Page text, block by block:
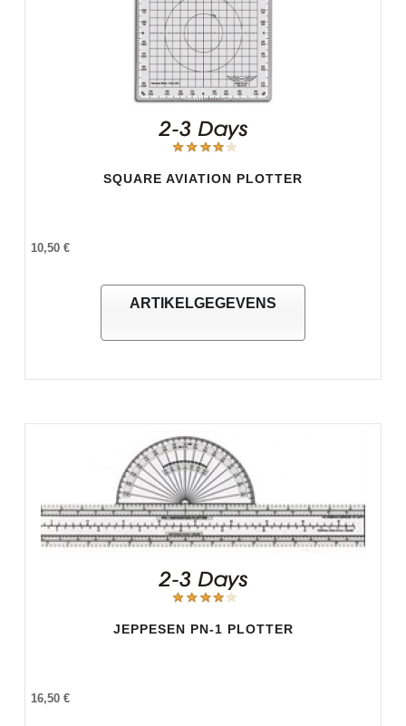
SQUARE AVIATION PLOTTER
10,50 €
ARTIKELGEGEVENS
JEPPESEN PN-1 PLOTTER
16,50 €